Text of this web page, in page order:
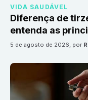
VIDA SAUDÁVEL
Diferença de
entenda as
5 de agosto de 2026, por